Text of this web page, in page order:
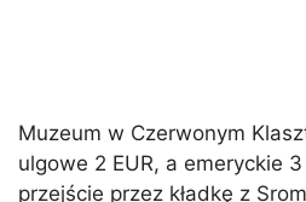
Muzeum w Czerwonym
ulgowe 2 EUR, a emeryckie
przejście przez kładkę z